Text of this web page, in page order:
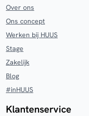
Over ons
Ons concept
Werken bij HUUS
Stage
Zakelijk
Blog
#inHUUS
Klantenservice